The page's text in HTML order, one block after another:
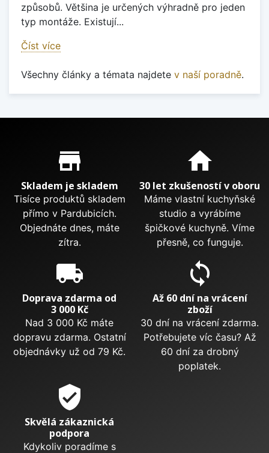
způsobů. Většina je určených výhradně pro jeden
typ montáže. Existují...
Číst více
Všechny články a témata najdete v naší poradně.
Proč nakupovat u nás?
store_mall_directory
Skladem je skladem
Tisíce produktů skladem
přímo v Pardubicích.
Objednáte dnes, máte
zítra.
home
30 let zkušeností v oboru
Máme vlastní kuchyňské
studio a vyrábíme
špičkové kuchyně. Víme
přesně, co funguje.
local_shipping
Doprava zdarma od
3 000 Kč
Nad 3 000 Kč máte
dopravu zdarma. Ostatní
objednávky už od 79 Kč.
sync
Až 60 dní na vrácení
zboží
30 dní na vrácení zdarma.
Potřebujete víc času? Až
60 dní za drobný
poplatek.
verified_user
Skvělá zákaznická
podpora
Kdykoliv poradíme s